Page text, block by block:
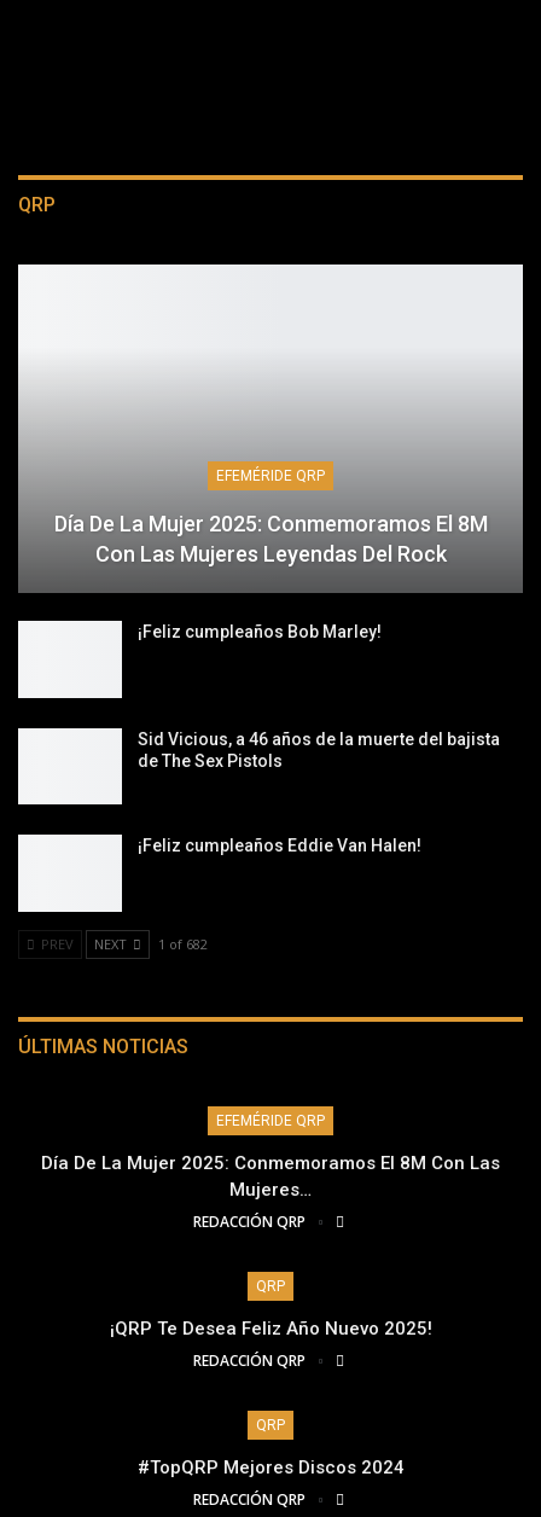
QRP
EFEMÉRIDE QRP
Día De La Mujer 2025: Conmemoramos El 8M
Con Las Mujeres Leyendas Del Rock
¡Feliz cumpleaños Bob Marley!
Sid Vicious, a 46 años de la muerte del bajista
de The Sex Pistols
¡Feliz cumpleaños Eddie Van Halen!
PREV NEXT 1 of 682
ÚLTIMAS NOTICIAS
EFEMÉRIDE QRP
Día De La Mujer 2025: Conmemoramos El 8M Con Las
Mujeres…
REDACCIÓN QRP
QRP
¡QRP Te Desea Feliz Año Nuevo 2025!
REDACCIÓN QRP
QRP
#TopQRP Mejores Discos 2024
REDACCIÓN QRP